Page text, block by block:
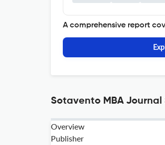
A comprehensive report
Sotavento MBA
Overview
Publisher